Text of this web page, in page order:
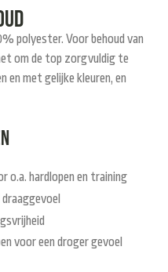
polyester. Voor behoud van
om de top zorgvuldig te
en met gelijke kleuren, en
o.a. hardlopen en training
voor een droger gevoel